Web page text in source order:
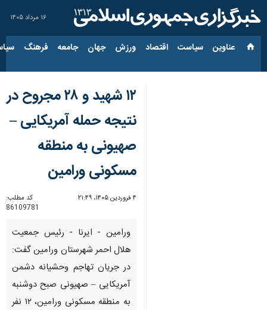
۱۶ مرداد ۱۴۰۵
عناوین‌ سیاست اقتصاد ورزش جهان جامعه فرهنگ
۱۲ شهید و ۲۸ مجروح در
نتیجه حمله آمریکایی –
صهیونی به منطقه
مسکونی ورامین
۴ فروردین ۱۴۰۵، ۲۱:۴۹
کد مطلب:
86109781
ورامین - ایرنا - رئیس جمعیت
هلال احمر شهرستان ورامین گفت:
در جریان تهاجم وحشیانه دشمن
آمریکایی – صهیونی صبح دوشنبه
به منطقه مسکونی ورامین، ۱۲ نفر